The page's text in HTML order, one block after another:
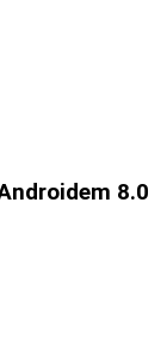
8.0